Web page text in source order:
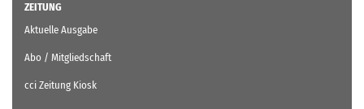
ZEITUNG
Aktuelle Ausgabe
Abo / Mitgliedschaft
cci Zeitung Kiosk